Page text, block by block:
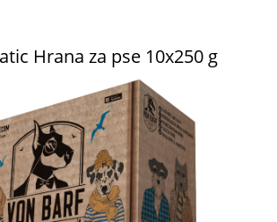
Hrana za pse 10x250 g